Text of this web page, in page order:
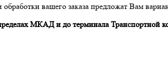
вашего заказа предложат Вам
МКАД и до терминала Транспортной